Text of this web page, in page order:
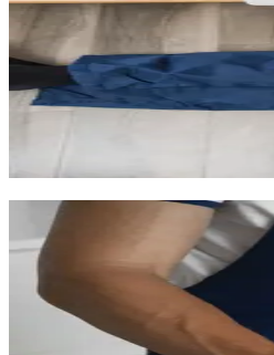
Les WC et éviers bouchés
Les canalisations obstruées
Les dégâts des eaux et les
Baillargues a beaucoup grandi
défectueux, malfaçons sur les
Nos plombiers se déplacent avec
Installation
Baillargues attire de nombreuses
anciennes du village souhaitent
Nous réalisons à Baillargues :